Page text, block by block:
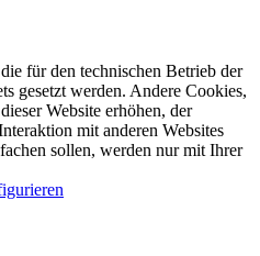
für den technischen Betrieb der
gesetzt werden. Andere Cookies,
Website erhöhen, der
mit anderen Websites
sollen, werden nur mit Ihrer